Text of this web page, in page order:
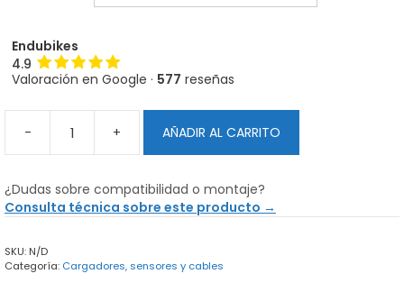
Endubikes
4.9
Valoración en Google · 577 reseñas
-
Sensor
de
Bosch
Slim
cantidad
+ AÑADIR AL CARRITO
¿Dudas sobre compatibilidad o montaje?
Consulta técnica sobre este producto →
SKU: N/D
Categoría: Cargadores, sensores y cables